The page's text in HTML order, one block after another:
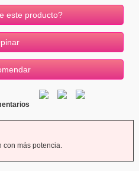
este producto?
más potencia.